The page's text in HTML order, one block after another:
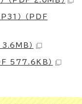
） （PDF
）
577.6KB）